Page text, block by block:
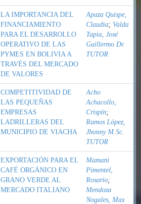
LA IMPORTANCIA DEL
FINANCIAMIENTO
PARA EL DESARROLLO
OPERATIVO DE LAS
PYMES EN BOLIVIA A
TRAVÉS DEL MERCADO
DE VALORES
Apaza Quispe,
Claudia; Valda
Tapia, José
Guillermo Dr.
TUTOR
COMPETITIVIDAD DE
LAS PEQUEÑAS
EMPRESAS
LADRILLERAS DEL
MUNICIPIO DE VIACHA
Acho
Achacollo,
Crispín;
Ramos López,
Jhonny M.Sc.
TUTOR
EXPORTACIÓN PARA EL
CAFÉ ORGÁNICO EN
GRANO VERDE AL
MERCADO ITALIANO
Mamani
Pimentel,
Rosario;
Mendoza
Nogales, Max